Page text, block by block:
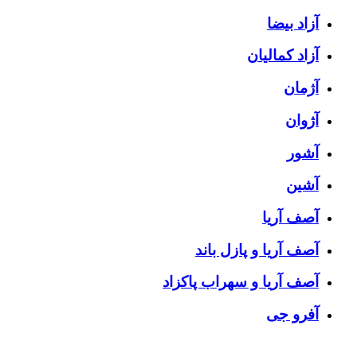
آزاد بیضا
آزاد کمالیان
آژمان
آژوان
آشور
آشین
آصف آریا
آصف آریا و پازل باند
آصف آریا و سهراب پاکزاد
آفرو جی